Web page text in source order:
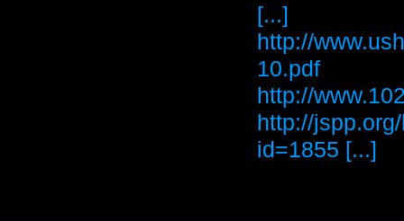
[...]
http://
10.pdf
http://
http://
id=1855 [...]